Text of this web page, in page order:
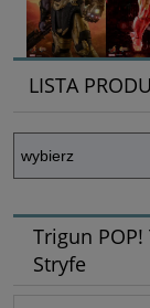
LISTA
Trigun
Stryfe